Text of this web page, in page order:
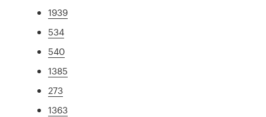
1939
534
540
1385
273
1363